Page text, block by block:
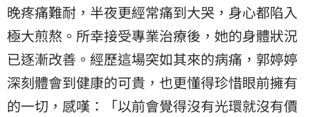
晚疼痛難耐，半夜更經常痛到大哭，身心都陷入
極大煎熬。所幸接受專業治療後，她的身體狀況
已逐漸改善。經歷這場突如其來的病痛，郭婷婷
深刻體會到健康的可貴，也更懂得珍惜眼前擁有
的一切，感嘆：「以前會覺得沒有光環就沒有價